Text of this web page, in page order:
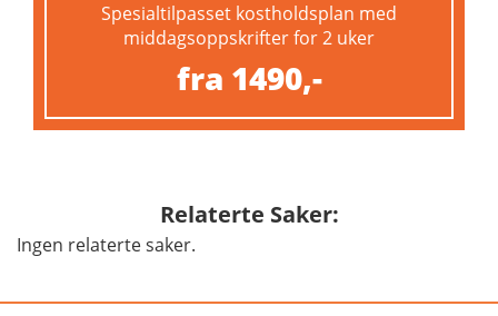
Spesialtilpasset kostholdsplan med
middagsoppskrifter for 2 uker
fra 1490,-
Relaterte Saker:
Ingen relaterte saker.